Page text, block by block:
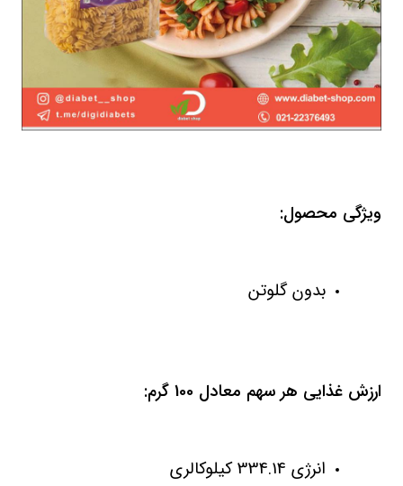
ویژگی محصول:
بدون گلوتن
ارزش غذایی هر سهم معادل 100 گرم:
انرژی 334.14 کیلوکالری